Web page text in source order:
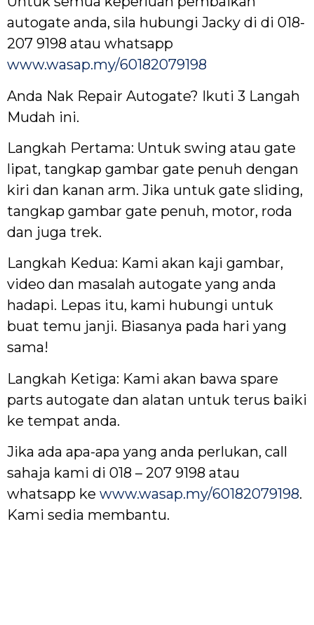
autogate anda, sila hubungi Jacky di di 018-
207 9198 atau whatsapp
www.wasap.my/60182079198
Anda Nak Repair Autogate? Ikuti 3 Langah
Mudah ini.
Langkah Pertama: Untuk swing atau gate
lipat, tangkap gambar gate penuh dengan
kiri dan kanan arm. Jika untuk gate sliding,
tangkap gambar gate penuh, motor, roda
dan juga trek.
Langkah Kedua: Kami akan kaji gambar,
video dan masalah autogate yang anda
hadapi. Lepas itu, kami hubungi untuk
buat temu janji. Biasanya pada hari yang
sama!
Langkah Ketiga: Kami akan bawa spare
parts autogate dan alatan untuk terus baiki
ke tempat anda.
Jika ada apa-apa yang anda perlukan, call
sahaja kami di 018 – 207 9198 atau
whatsapp ke www.wasap.my/60182079198.
Kami sedia membantu.